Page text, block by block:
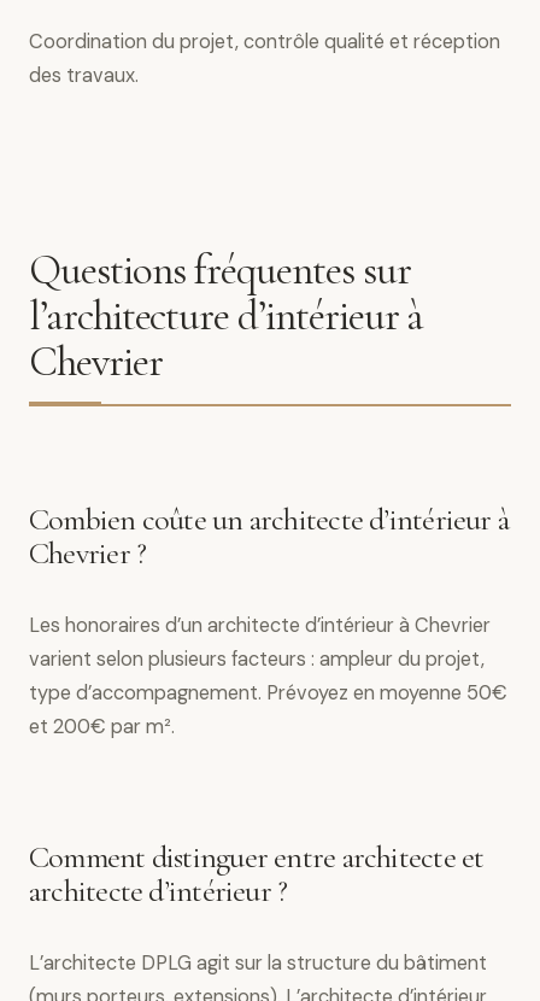
Coordination du projet, contrôle qualité et réception
des travaux.
Questions fréquentes sur
l’architecture d’intérieur à
Chevrier
Combien coûte un architecte d’intérieur à
Chevrier ?
Les honoraires d’un architecte d’intérieur à Chevrier
varient selon plusieurs facteurs : ampleur du projet,
type d’accompagnement. Prévoyez en moyenne 50€
et 200€ par m².
Comment distinguer entre architecte et
architecte d’intérieur ?
L’architecte DPLG agit sur la structure du bâtiment